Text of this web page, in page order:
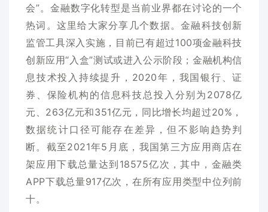
会”。金融数字化转型是当前业界都在讨论的一个
热词。这里给大家分享几个数据。金融科技创新
监管工具深入实施，目前已有超过100项金融科技
创新应用“入盒”测试或进入公示阶段；金融机构信
息技术投入持续提升，2020年，我国银行、证
券、保险机构的信息科技总投入分别为2078亿
元、263亿元和351亿元，同比增长均超过20%，
数据统计口径可能存在差异，但不影响趋势判
断。截至2021年5月底，我国第三方应用商店在
架应用下载总量达到18575亿次，其中，金融类
APP下载总量917亿次，在所有应用类型中位列前
十。